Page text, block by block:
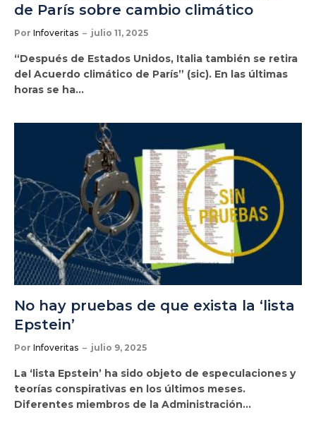
de París sobre cambio climático
Por Infoveritas julio 11, 2025
“Después de Estados Unidos, Italia también se retira
del Acuerdo climático de París” (sic). En las últimas
horas se ha…
No hay pruebas de que exista la ‘lista
Epstein’
Por Infoveritas julio 9, 2025
La ‘lista Epstein’ ha sido objeto de especulaciones y
teorías conspirativas en los últimos meses.
Diferentes miembros de la Administración…